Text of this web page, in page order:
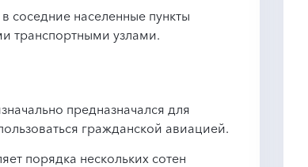
соседние населенные пункты
транспортными узлами.
предназначался для
гражданской авиацией.
порядка нескольких сотен